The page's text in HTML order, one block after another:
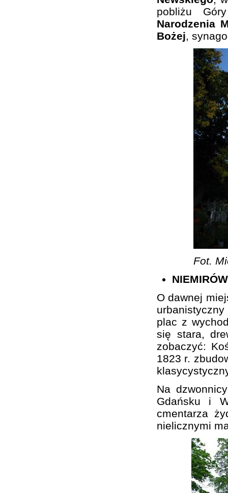
pobliżu
Narodzenia
Bożej,
Fot.
NIEMIRÓW
O dawnej
plac z
się stara,
zobaczyć:
1823 r.
Na
Gdańsku i
cmentarza
nielicznymi